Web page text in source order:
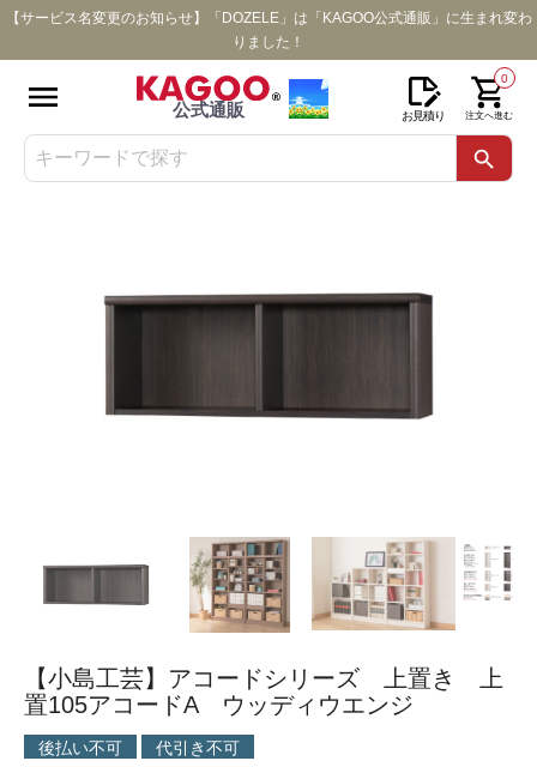
【サービス名変更のお知らせ】「DOZELE」は「KAGOO公式通販」に生まれ変わ
りました！
公式通販 お見積り
0
注文へ進む
【小島工芸】アコードシリーズ 上置き 上
置105アコードA ウッディウエンジ
後払い不可 代引き不可